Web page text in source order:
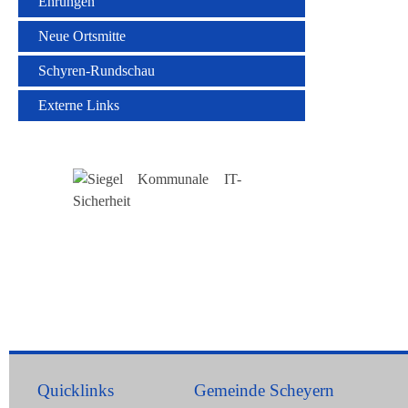
Neue Ortsmitte
Schyren-Rundschau
Externe Links
Quicklinks Gemeinde Scheyern